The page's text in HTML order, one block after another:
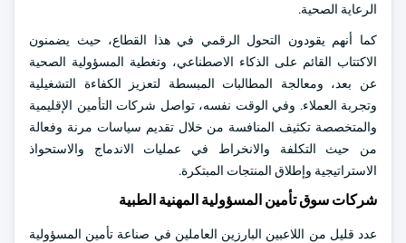
الرعاية الصحية.
كما أنهم يقودون التحول الرقمي في هذا القطاع، حيث يضمنون
الاكتتاب القائم على الذكاء الاصطناعي، وتغطية المسؤولية الصحية
عن بعد، ومعالجة المطالبات المبسطة لتعزيز الكفاءة التشغيلية
وتجربة العملاء. وفي الوقت نفسه، تواصل شركات التأمين الإقليمية
والمتخصصة تكثيف المنافسة من خلال تقديم سياسات مرنة وفعالة
من حيث التكلفة والانخراط في عمليات الاندماج والاستحواذ
الاستراتيجية وإطلاق المنتجات المبتكرة.
شركات سوق تأمين المسؤولية المهنية الطبية
عدد قليل من اللاعبين البارزين العاملين في صناعة تأمين المسؤولية